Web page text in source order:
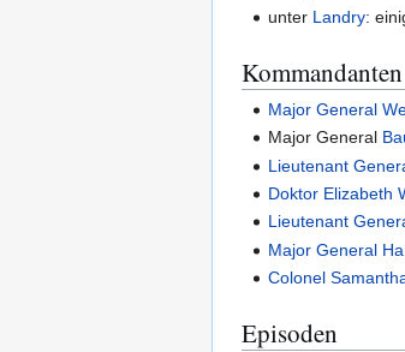
unter Landry:
Kommandanten
Major General
Major General
Lieutenant
Doktor Elizabeth
Lieutenant
Major General
Colonel
Episoden